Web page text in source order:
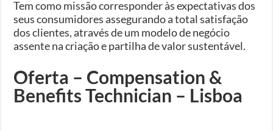
Tem como missão corresponder às expectativas dos
seus consumidores assegurando a total satisfação
dos clientes, através de um modelo de negócio
assente na criação e partilha de valor sustentável.
Oferta – Compensation &
Benefits Technician – Lisboa